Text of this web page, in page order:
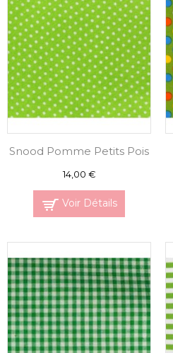
Snood Pomme Petits Pois
14,00 €
Voir Détails